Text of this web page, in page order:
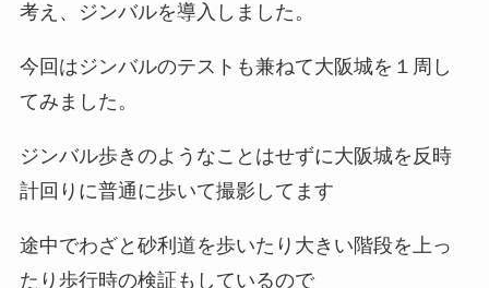
考え、ジンバルを導入しました。
今回はジンバルのテストも兼ねて大阪城を１周し
てみました。
ジンバル歩きのようなことはせずに大阪城を反時
計回りに普通に歩いて撮影してます
途中でわざと砂利道を歩いたり大きい階段を上っ
たり歩行時の検証もしているので